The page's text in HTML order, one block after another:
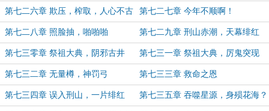
第七二六章 欺压，榨取，人心不古 第七二七章 今年不顺啊！
第七二八章 照脸抽，啪啪啪 第七二九章 刑山赤潮，天幕绯红
第七三零章 祭祖大典，阴邪古井 第七三一章 祭祖大典，厉鬼突现
第七三二章 无量樽，神罚弓 第七三三章 救命之恩
第七三四章 误入刑山，一片绯红 第七三五章 吞噬星源，身殒花海？